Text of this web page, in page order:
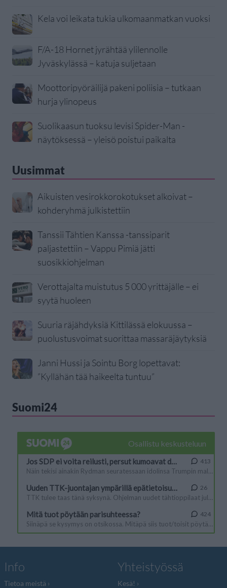
Kela voi leikata tukia ulkomaanmatkan vuoksi
F/A-18 Hornet jyrähtää ylilennolle
Jyväskylässä – katuja suljetaan
Moottoripyöräilijä pakeni poliisia – tutkaan
hurja ylinopeus
Suolikaasun tuoksu levisi Spider-Man -
näytöksessä – yleisö poistui paikalta
Uusimmat
Aikuisten vesirokkorokotukset alkoivat –
kohderyhmä julkistettiin
Tanssii Tähtien Kanssa -tanssiparit
paljastettiin – Vappu Pimiä jätti
suosikkiohjelman
Verottajalta muistutus 5 000 yrittäjälle – ei
syytä huoleen
Suuria räjähdyksiä Kittilässä elokuussa –
puolustusvoimat suorittaa massaräjäytyksiä
Janni Hussi ja Sointu Borg lopettavat:
”Kyllähän tää haikeelta tuntuu”
Suomi24
Info
Tietoa meistä
Yhteistyössä
Kesä!